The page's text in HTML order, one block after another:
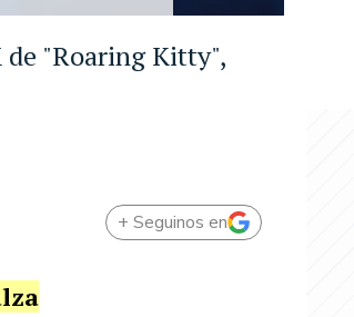
de "Roaring Kitty",
+ Seguinos en